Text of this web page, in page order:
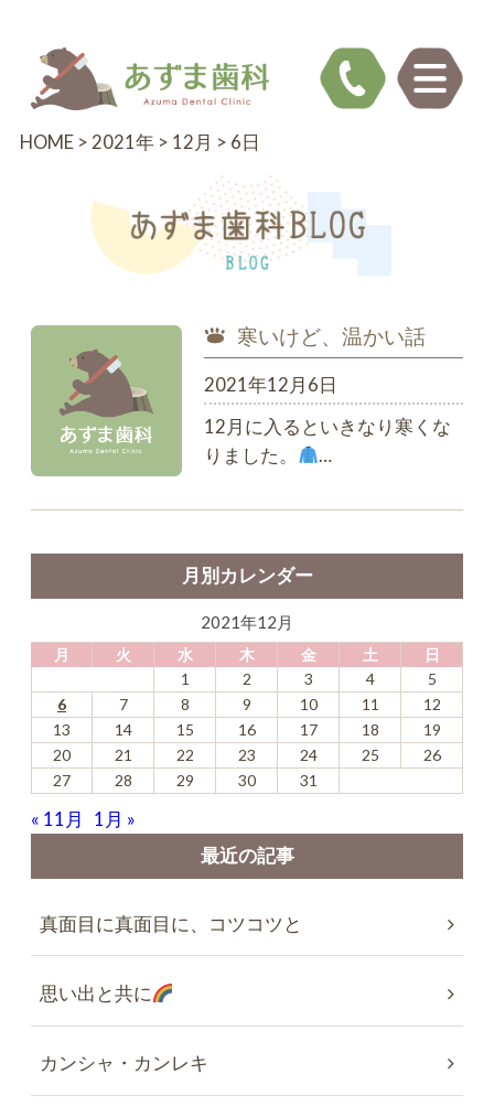
HOME> 2021年> 12月 > 6日
寒いけど、温かい話
2021年12月6日
12月に入るといきなり寒くな
りました。
…
月別カレンダー
2021年12月
月 火 水 木 金 土
日
1
2 3 4
5
6
7 8 9 10 11
12
13
14 15 16 17 18
19
20
21 22 23 24 25
26
27
28 29 30 31
« 11月
1月 »
最近の記事
真面目に真面目に、コツコツと
思い出と共に
カンシャ・カンレキ